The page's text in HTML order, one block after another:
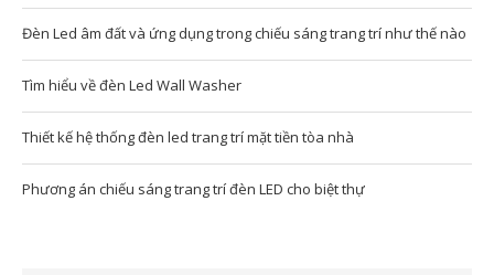
Đèn Led âm đất và ứng dụng trong chiếu sáng trang trí như thế nào
Tìm hiểu về đèn Led Wall Washer
Thiết kế hệ thống đèn led trang trí mặt tiền tòa nhà
Phương án chiếu sáng trang trí đèn LED cho biệt thự